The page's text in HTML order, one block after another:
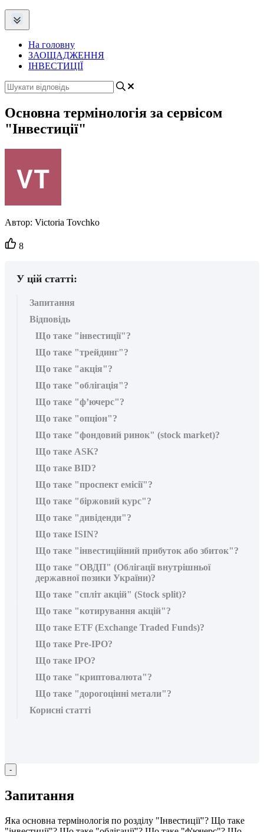
На головну
ЗАОЩАДЖЕННЯ
ІНВЕСТИЦІЇ
Основна термінологія за сервісом
"Інвестиції"
Автор: Victoria Tovchko
Кількість
вподобайок:
8
У цій статті:
Запитання
Відповідь
Що таке "інвестиції"?
Що таке "трейдинг"?
Що таке "акція"?
Що таке "облігація"?
Що таке "ф’ючерс"?
Що таке "опціон"?
Що таке "фондовий ринок" (stock market)?
Що таке ASK?
Що таке BID?
Що таке "проспект емісії"?
Що таке "біржовий курс"?
Що таке "дивіденди"?
Що таке ISIN?
Що таке "інвестиційний прибуток або збиток"?
Що таке "ОВДП" (Облігації внутрішньої
державної позики України)?
Що таке "спліт акцій" (Stock split)?
Що таке "котирування акцій"?
Що таке ETF (Exchange Traded Funds)?
Що таке Pre-IPO?
Що таке IPO?
Що таке "криптовалюта"?
Що таке "дорогоцінні метали"?
Корисні статті
-
Запитання
Яка основна термінологія по розділу "Інвестиції"? Що таке